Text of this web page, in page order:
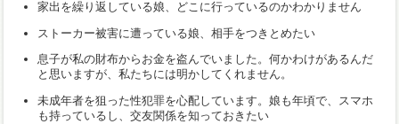
家出を繰り返している娘、どこに行っているのかわかりません
ストーカー被害に遭っている娘、相手をつきとめたい
息子が私の財布からお金を盗んでいました。何かわけがあるんだ
と思いますが、私たちには明かしてくれません。
未成年者を狙った性犯罪を心配しています。娘も年頃で、スマホ
も持っているし、交友関係を知っておきたい